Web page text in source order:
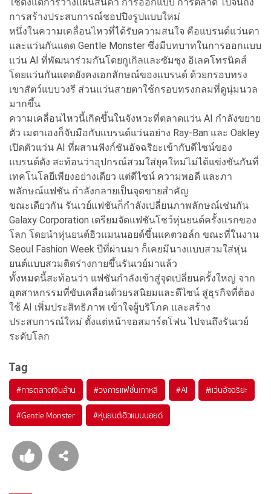
การสร้างประสบการณ์ชอปปิงรูปแบบใหม่
หนึ่งในความเคลื่อนไหวที่ได้รับความสนใจ คือแบรนด์แว่นตา
และแว่นกันแดด Gentle Monster ซึ่งมีบทบาทในการออกแบบ
แว่น AI ที่พัฒนาร่วมกันโดยกูเกิลและซัมซุง อิเลคโทรนิคส์
โดยแว่นกันแดดยังคงเอกลักษณ์ของแบรนด์ ด้วยกรอบทรง
เขาสัตว์แบบวงรี ส่วนแว่นสายตาใช้กรอบทรงกลมที่ดูนุ่มนวล
มากขึ้น
ความเคลื่อนไหวนี้เกิดขึ้นในจังหวะที่ตลาดแว่น AI กำลังขยาย
ตัว เมตาเองก็จับมือกับแบรนด์แว่นอย่าง Ray-Ban และ Oakley
เปิดตัวแว่น AI ที่ผสานฟังก์ชันอัจฉริยะเข้ากับดีไซน์ของ
แบรนด์ดัง สะท้อนว่าอุปกรณ์สวมใส่ยุคใหม่ไม่ได้แข่งขันกันที่
เทคโนโลยีเพียงอย่างเดียว แต่ดีไซน์ ความพอดี และภา
พลักษณ์แฟชัน กำลังกลายเป็นจุดขายสำคัญ
ขณะเดียวกัน รันเวย์แฟชันก็กำลังเปลี่ยนภาพลักษณ์เช่นกัน
Galaxy Corporation เตรียมจัดแฟชันโชว์หุ่นยนต์ครั้งแรกของ
โลก โดยนำหุ่นยนต์ฮิวแมนนอยด์ขึ้นแคตวอล์ก ขณะที่ในงาน
Seoul Fashion Week ปีที่ผ่านมา ก็เคยมีนางแบบสวมใส่หุ่น
ยนต์แบบสวมติดร่างกายขึ้นรันเวย์มาแล้ว
ทั้งหมดนี้สะท้อนว่า แฟชันกำลังเข้าสู่จุดเปลี่ยนครั้งใหญ่ จาก
อุตสาหกรรมที่ขับเคลื่อนด้วยรสนิยมและดีไซน์ สู่ธุรกิจที่ต้อง
ใช้ AI เพิ่มประสิทธิภาพ เข้าใจผู้บริโภค และสร้าง
ประสบการณ์ใหม่ ตั้งแต่หน้าจอสมาร์ตโฟน ไปจนถึงรันเวย์
ระดับโลก
Tag
#การตลาดเงินล้าน #วงการแฟชั่นเกาหลี #AI #แว่นอัจฉริยะ
#Gentle Monster #หุ่นยนต์ฮิวแมนนอยด์